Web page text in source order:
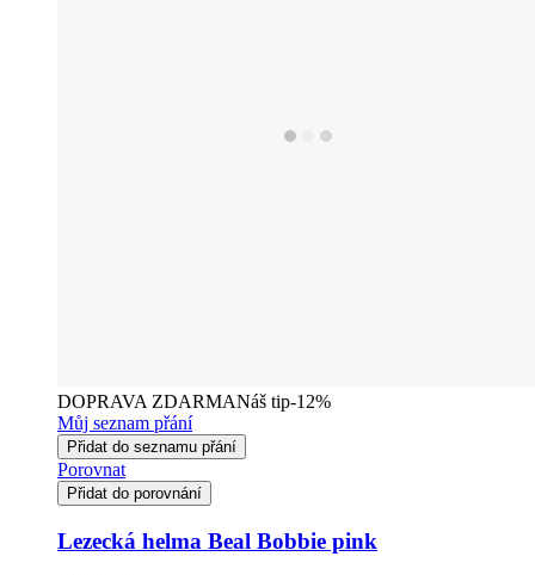
DOPRAVA ZDARMANáš tip-12%
Můj seznam přání
Přidat do seznamu přání
Porovnat
Přidat do porovnání
Lezecká helma Beal Bobbie pink